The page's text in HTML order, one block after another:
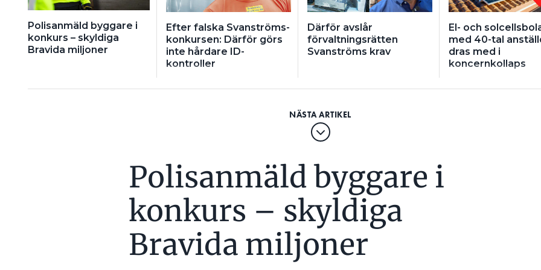
Polisanmäld byggare i
konkurs – skyldiga
Bravida miljoner
Efter falska Svanströms-
konkursen: Därför görs
inte hårdare ID-
kontroller
Därför avslår
förvaltningsrätten
Svanströms krav
El- och
med 40-tal
dras med i
koncernkollaps
Polisanmäld byggare i
konkurs – skyldiga
Bravida miljoner